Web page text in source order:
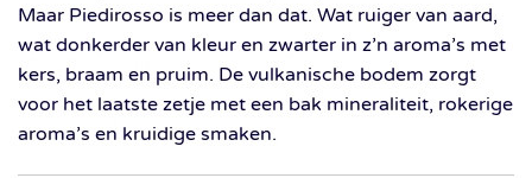
Maar Piedirosso is meer dan dat. Wat ruiger van aard,
wat donkerder van kleur en zwarter in z’n aroma’s met
kers, braam en pruim. De vulkanische bodem zorgt
voor het laatste zetje met een bak mineraliteit, rokerige
aroma’s en kruidige smaken.